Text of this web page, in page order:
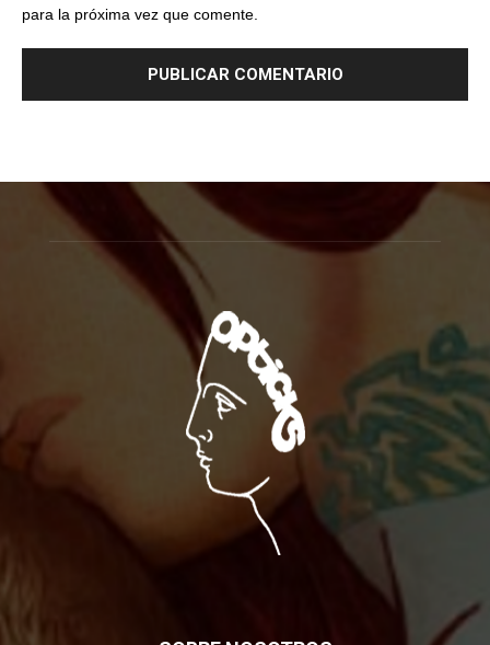
para la próxima vez que comente.